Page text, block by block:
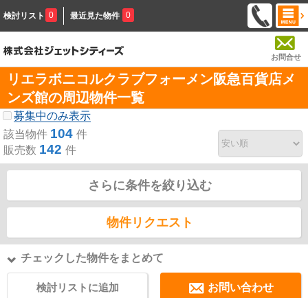
検討リスト 0 最近見た物件 0
お問合せ
リエラボニコルクラブフォーメン阪急百貨店メ
ンズ館の周辺物件一覧
募集中のみ表示
該当物件 104 件
販売数 142 件
さらに条件を絞り込む
物件リクエスト
チェックした物件をまとめて
検討リストに追加 お問い合わせ